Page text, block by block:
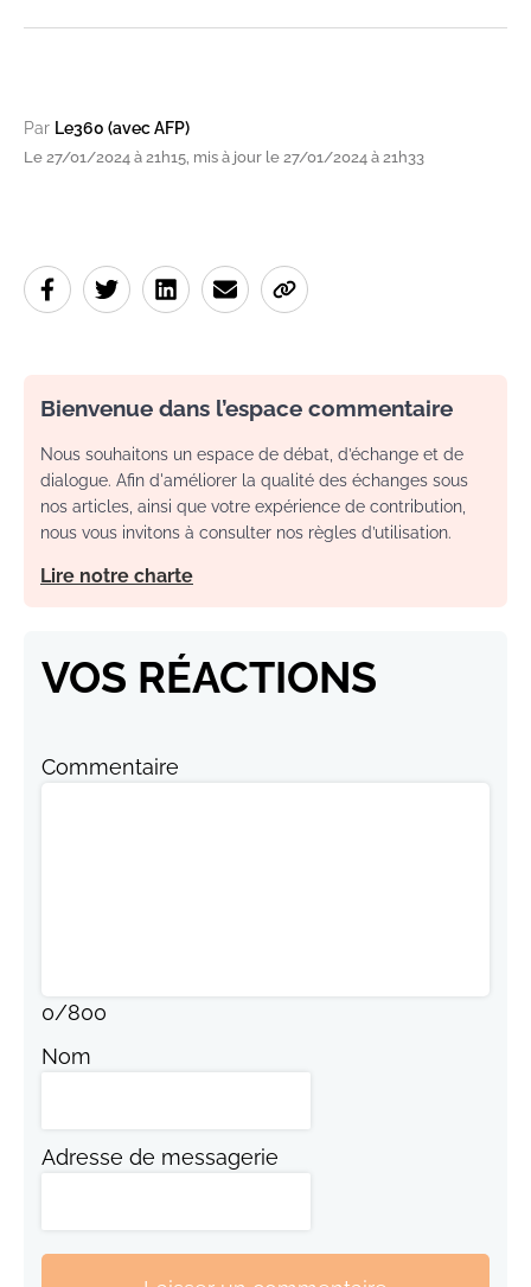
Par Le360 (avec AFP)
Le 27/01/2024 à 21h15, mis à jour le 27/01/2024 à 21h33
Bienvenue dans l’espace commentaire
Nous souhaitons un espace de débat, d’échange et de
dialogue. Afin d'améliorer la qualité des échanges sous
nos articles, ainsi que votre expérience de contribution,
nous vous invitons à consulter nos règles d’utilisation.
Lire notre charte
VOS RÉACTIONS
Commentaire
0/800
Nom
Adresse de messagerie